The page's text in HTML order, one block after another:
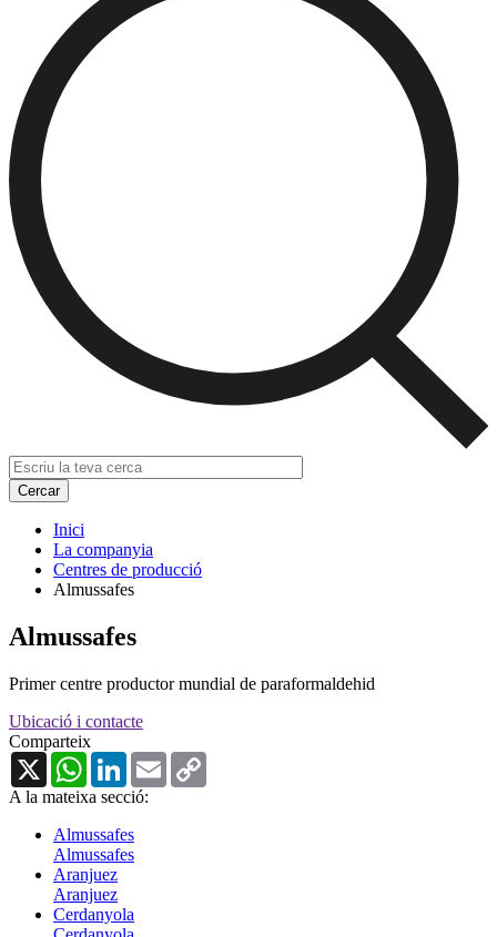
Inici
La companyia
Centres de producció
Almussafes
Almussafes
Primer centre productor mundial de paraformaldehid
Ubicació i contacte
Comparteix
X
WhatsAppLinkedInEmail
A la mateixa secció:
Almussafes
Almussafes
Aranjuez
Aranjuez
Cerdanyola